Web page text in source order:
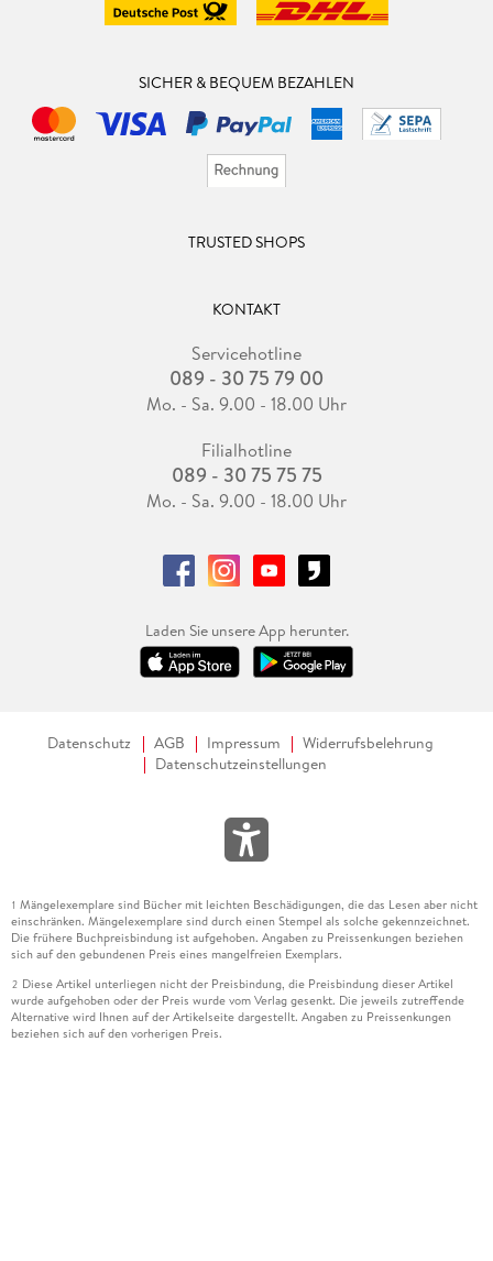
SICHER & BEQUEM BEZAHLEN
TRUSTED SHOPS
KONTAKT
Servicehotline
089 - 30 75 79 00
Mo. - Sa. 9.00 - 18.00 Uhr
Filialhotline
089 - 30 75 75 75
Mo. - Sa. 9.00 - 18.00 Uhr
Laden Sie unsere App herunter.
Datenschutz AGB Impressum
Widerrufsbelehrung
Datenschutzeinstellungen
1 Mängelexemplare sind Bücher mit leichten Beschädigungen, die das Lesen aber nicht
einschränken. Mängelexemplare sind durch einen Stempel als solche gekennzeichnet.
Die frühere Buchpreisbindung ist aufgehoben. Angaben zu Preissenkungen beziehen
sich auf den gebundenen Preis eines mangelfreien Exemplars.
2 Diese Artikel unterliegen nicht der Preisbindung, die Preisbindung dieser Artikel
wurde aufgehoben oder der Preis wurde vom Verlag gesenkt. Die jeweils zutreffende
Alternative wird Ihnen auf der Artikelseite dargestellt. Angaben zu Preissenkungen
beziehen sich auf den vorherigen Preis.